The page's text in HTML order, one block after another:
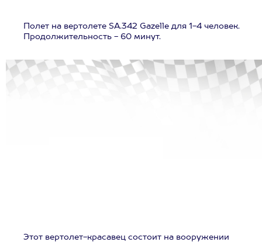
Полет на вертолете SA.342 Gazelle для 1-4 человек.
Продолжительность - 60 минут.
Этот вертолет-красавец состоит на вооружении